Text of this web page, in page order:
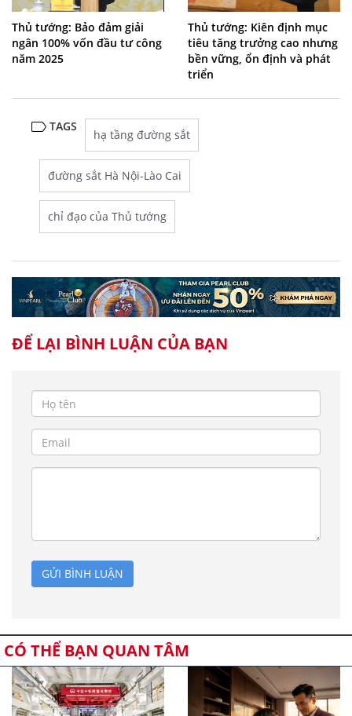
Thủ tướng: Bảo đảm giải
ngân 100% vốn đầu tư công
năm 2025
Thủ tướng: Kiên định mục
tiêu tăng trưởng cao nhưng
bền vững, ổn định và phát
triển
TAGS
hạ tầng đường sắt
đường sắt Hà Nội-Lào Cai
chỉ đạo của Thủ tướng
ĐỂ LẠI BÌNH LUẬN CỦA BẠN
GỬI BÌNH LUẬN
CÓ THỂ BẠN QUAN TÂM